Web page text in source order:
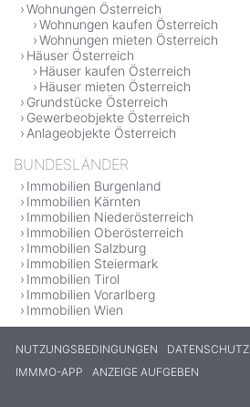
Wohnungen Österreich
Wohnungen kaufen Österreich
Wohnungen mieten Österreich
Häuser Österreich
Häuser kaufen Österreich
Häuser mieten Österreich
Grundstücke Österreich
Gewerbeobjekte Österreich
Anlageobjekte Österreich
BUNDESLÄNDER
Immobilien Burgenland
Immobilien Kärnten
Immobilien Niederösterreich
Immobilien Oberösterreich
Immobilien Salzburg
Immobilien Steiermark
Immobilien Tirol
Immobilien Vorarlberg
Immobilien Wien
NUTZUNGSBEDINGUNGEN DATENSCHUTZ
IMMMO-APP
ANZEIGE AUFGEBEN